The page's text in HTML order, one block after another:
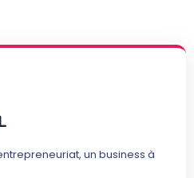
un business à